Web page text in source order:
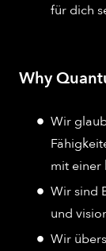
für dich
Why
Wir
mit einer
Wir sind
und
Wir